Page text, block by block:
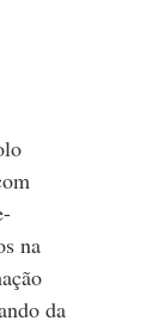
na
da